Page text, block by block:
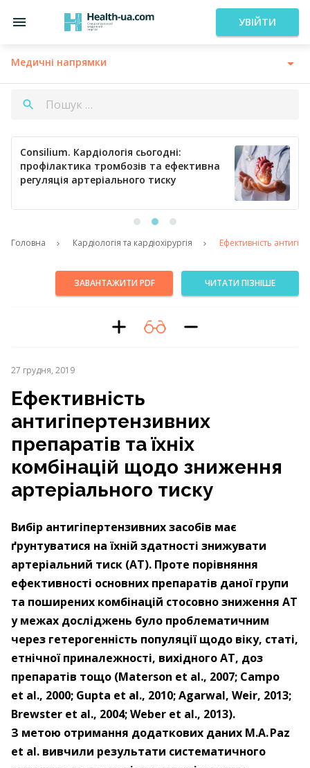
УВІЙТИ
Медичні напрямки
Consilium. Кардіологія сьогодні:
профілактика тромбозів та ефективна
регуляція артеріального тиску
Головна Кардіологія та кардіохірургія Ефективність
ЗАВАНТАЖИТИ PDF ЧИТАТИ ПІЗНІШЕ
27 грудня, 2019
Ефективність
антигіпертензивних
препаратів та їхніх
комбінацій щодо зниження
артеріального тиску
Вибір антигіпертензивних засобів має
ґрунтуватися на їхній здатності знижувати
артеріальний тиск (АТ). Проте порівняння
ефективності основних препаратів даної групи
та поширених комбінацій стосовно зниження АТ
у межах досліджень було проблематичним
через гетерогенність популяції щодо віку, статі,
етнічної приналежності, вихідного АТ, доз
препаратів тощо (Materson et al., 2007; Campo
et al., 2000; Gupta et al., 2010; Agarwal, Weir, 2013;
Brewster et al., 2004; Weber et al., 2013).
З метою отримання додаткових даних M.A. Paz
et al. вивчили результати систематичного